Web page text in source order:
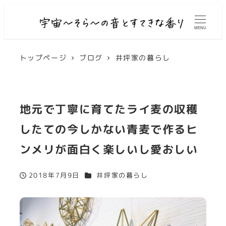
MENU
トップページ ブログ 井坪家の暮らし
地元で丁寧に育てたライ麦の収穫
したての今しかない青麦で作るヒ
ンメリが面白く楽しいし愛おしい
投稿日
2018年7月9日 カテゴリー
井坪家の暮らし